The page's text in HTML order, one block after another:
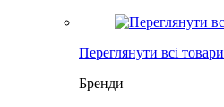
Переглянути всі товари
Бренди